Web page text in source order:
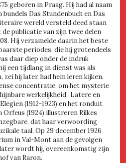
geboren in Praag. Hij had al naam
Das Stundenbuch en Das
wereld versteld deed staan
publicatie van zijn twee delen
Hij verzamelde daarin het beste
periodes, die hij grotendeels
daar diep onder de indruk
een tijdlang in dienst was als
hij later, had hem leren kijken.
concentratie, om het mysterie
werkelijkheid’. Latere en
(1912-1923) en het ronduit
(1924) illustreren Rilkes
dat haar verwoording
taal. Op 29 december 1926
in Val-Mont aan de gevolgen
wordt hij, overeenkomstig zijn
van Raron.